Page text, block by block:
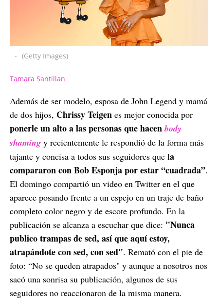
- (Getty Images)
Tamara Santillan
Además de ser modelo, esposa de John Legend y mamá
de dos hijos, Chrissy Teigen es mejor conocida por
ponerle un alto a las personas que hacenbody
shaming y recientemente le respondió de la forma más
tajante y concisa a todos sus seguidores que la
compararon con Bob Esponja por estar “cuadrada”.
El domingo compartió un video en Twitter en el que
aparece posando frente a un espejo en un traje de baño
completo color negro y de escote profundo. En la
publicación se alcanza a escuchar que dice: "Nunca
publico trampas de sed, así que aquí estoy,
atrapándote con sed, con sed". Remató con el pie de
foto: “No se queden atrapados" y aunque a nosotros nos
sacó una sonrisa su publicación, algunos de sus
seguidores no reaccionaron de la misma manera.